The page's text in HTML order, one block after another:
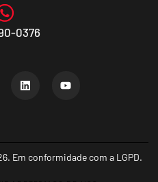
0376
Em conformidade com a LGPD.